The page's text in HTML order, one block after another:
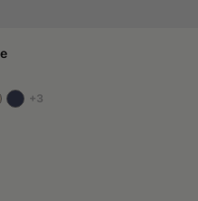
+3